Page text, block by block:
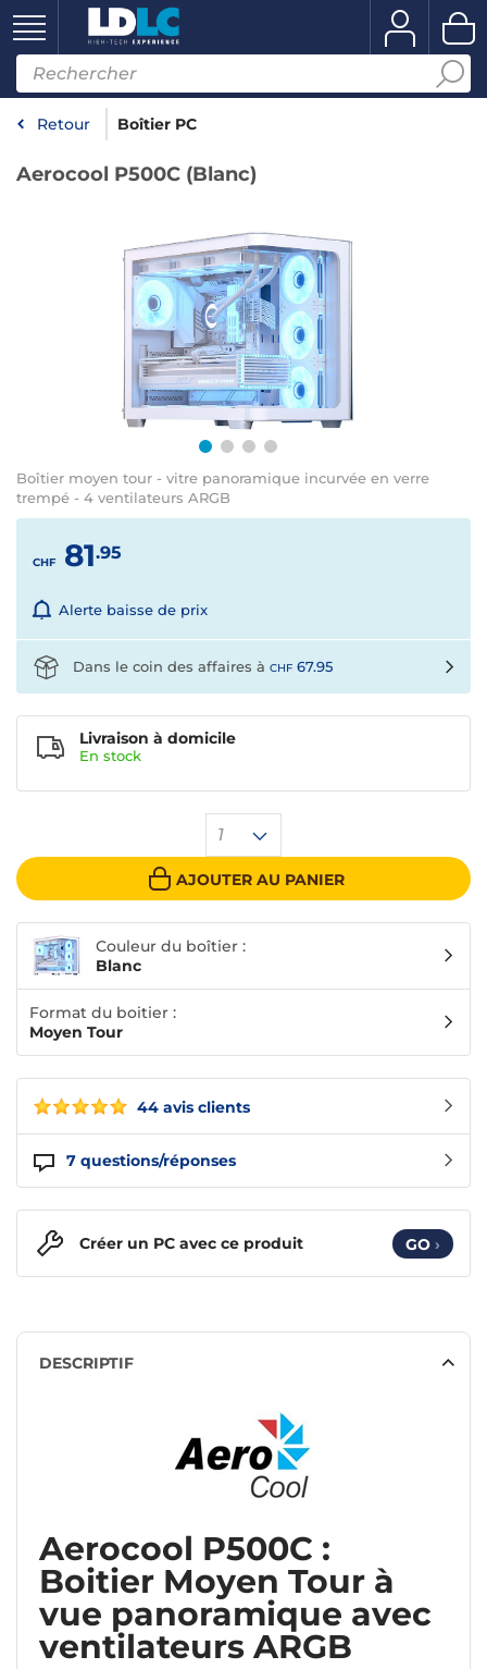
Retour Boîtier PC
Aerocool P500C (Blanc)
Boîtier moyen tour - vitre panoramique incurvée en verre
trempé - 4 ventilateurs ARGB
44 avis clients
7 questions/réponses
CHF 81.95
Alerte baisse de prix
1
AJOUTER AU PANIER
Livraison à domicile
En stock
Dans le coin des affaires à CHF 67.95
Couleur du boîtier :
Blanc
Format du boitier :
Moyen Tour
Créer un PC avec ce produit GO ›
DESCRIPTIF
Aerocool P500C :
Boitier Moyen Tour à
vue panoramique avec
ventilateurs ARGB